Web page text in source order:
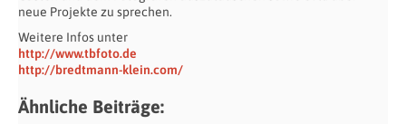
neue Projekte zu sprechen.
Weitere Infos unter
http://www.tbfoto.de
http://bredtmann-klein.com/
Ähnliche Beiträge: